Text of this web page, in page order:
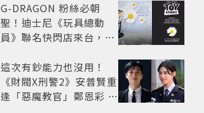
G-DRAGON 粉絲必朝
聖！迪士尼《玩具總動
員》聯名快閃店來台，限
這次有鈔能力也沒用！
《財閥X刑警2》安普賢重
逢「惡魔教官」鄭恩彩 首